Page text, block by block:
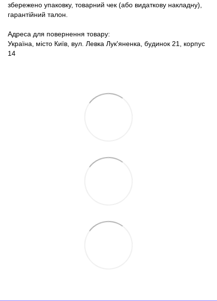
збережено упаковку, товарний чек (або видаткову накладну),
гарантійний талон.
Адреса для повернення товару:
Україна, місто Київ, вул. Левка Лук'яненка, будинок 21, корпус
14